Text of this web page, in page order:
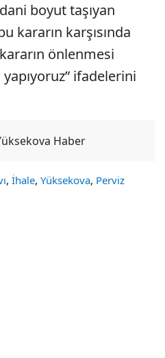
boyut taşıyan
kararın karşısında
önlenmesi
yapıyoruz” ifadelerini
Haber
, İhale, Yüksekova, Perviz